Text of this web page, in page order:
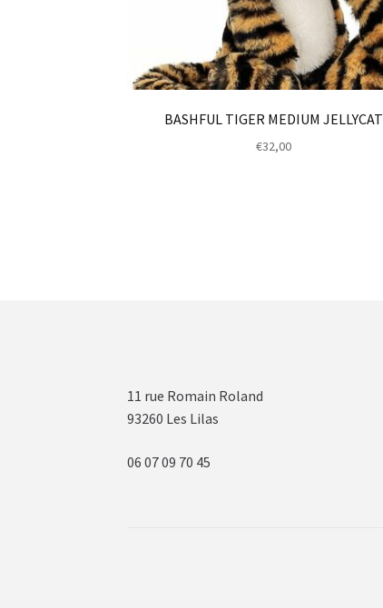
BASHFUL TIGER MEDIUM JELLYCAT
€32,00
11 rue Romain Roland
93260 Les Lilas
06 07 09 70 45